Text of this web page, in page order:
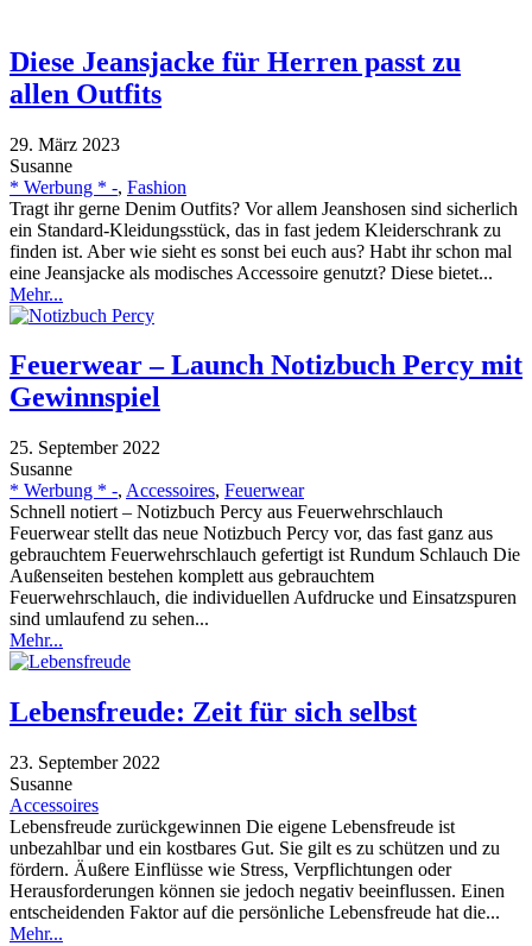
Diese Jeansjacke für Herren passt zu
allen Outfits
29. März 2023
Susanne
* Werbung * -, Fashion
Tragt ihr gerne Denim Outfits? Vor allem Jeanshosen sind sicherlich
ein Standard-Kleidungsstück, das in fast jedem Kleiderschrank zu
finden ist. Aber wie sieht es sonst bei euch aus? Habt ihr schon mal
eine Jeansjacke als modisches Accessoire genutzt? Diese bietet...
Mehr...
Feuerwear – Launch Notizbuch Percy mit
Gewinnspiel
25. September 2022
Susanne
* Werbung * -, Accessoires, Feuerwear
Schnell notiert – Notizbuch Percy aus Feuerwehrschlauch
Feuerwear stellt das neue Notizbuch Percy vor, das fast ganz aus
gebrauchtem Feuerwehrschlauch gefertigt ist Rundum Schlauch Die
Außenseiten bestehen komplett aus gebrauchtem
Feuerwehrschlauch, die individuellen Aufdrucke und Einsatzspuren
sind umlaufend zu sehen...
Mehr...
Lebensfreude: Zeit für sich selbst
23. September 2022
Susanne
Accessoires
Lebensfreude zurückgewinnen Die eigene Lebensfreude ist
unbezahlbar und ein kostbares Gut. Sie gilt es zu schützen und zu
fördern. Äußere Einflüsse wie Stress, Verpflichtungen oder
Herausforderungen können sie jedoch negativ beeinflussen. Einen
entscheidenden Faktor auf die persönliche Lebensfreude hat die...
Mehr...